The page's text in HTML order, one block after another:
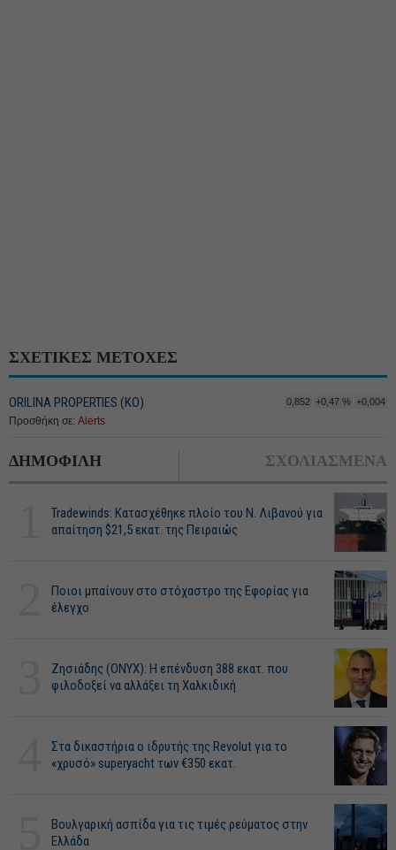
ΣΧΕΤΙΚΕΣ ΜΕΤΟΧΕΣ
ORILINA PROPERTIES (ΚΟ) 0,852 +0,47 % +0,004
Προσθήκη σε: Alerts
ΔΗΜΟΦΙΛΗ ΣΧΟΛΙΑΣΜΕΝΑ
Tradewinds: Κατασχέθηκε πλοίο του Ν. Λιβανού για
απαίτηση $21,5 εκατ. της Πειραιώς
Ποιοι μπαίνουν στο στόχαστρο της Εφορίας για
έλεγχο
Ζησιάδης (ONYX): Η επένδυση 388 εκατ. που
φιλοδοξεί να αλλάξει τη Χαλκιδική
Στα δικαστήρια ο ιδρυτής της Revolut για το
«χρυσό» superyacht των €350 εκατ.
Βουλγαρική ασπίδα για τις τιμές ρεύματος στην
Ελλάδα